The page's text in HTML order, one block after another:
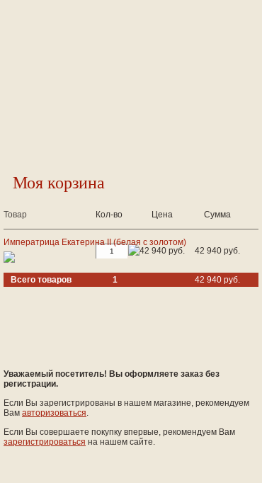
Моя корзина
Товар Кол-во Цена Сумма
Императрица Екатерина II (белая с золотом)
42 940 руб.
42 940 руб.
Всего товаров 1 42 940 руб.
Уважаемый посетитель! Вы оформляете заказ без
регистрации.
Если Вы зарегистрированы в нашем магазине, рекомендуем
Вам авторизоваться.
Если Вы совершаете покупку впервые, рекомендуем Вам
зарегистрироваться на нашем сайте.